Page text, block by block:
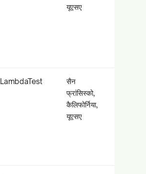
यूएसए
LambdaTest
सैन
फ्रांसिस्को,
कैलिफोर्निया,
यूएसए